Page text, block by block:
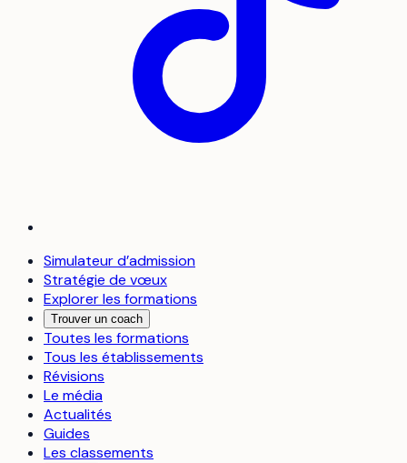
Simulateur d’admission
Stratégie de vœux
Explorer les formations
Trouver un coach
Toutes les formations
Tous les établissements
Révisions
Le média
Actualités
Guides
Les classements